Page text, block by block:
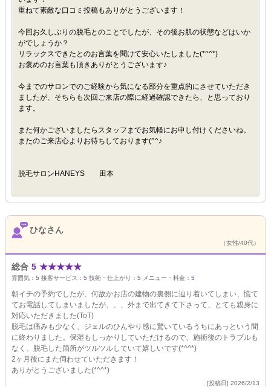
重ねて素敵な口コミ投稿もありがとうございます！
今回お久しぶりの脱毛とのことでしたが、その後お肌の状態などはいか
がでしょうか？
リラックスできたとのお言葉を聞けて安心いたしました(*^^*)
お褒めのお言葉も頂きありがとうございます♪
今までのサロンでのご経験から気になる部分を重点的にさせていただき
ましたが、そちらも次回ご来店の際に経過確認できたら、と思っており
ます。
また何かございましたらスタッフまでお気軽にお申し付けくださいね。
またのご来店心よりお待ちしております(^^♪
脱毛サロンHANEYS 田本
ひなさん
（女性/40代）
総合 5 ★★★★★
雰囲気： 5 接客サービス： 5 技術・仕上がり： 5 メニュー・料金： 5
朝イチの予約でしたが、何故かお店の建物の裏側に辿り着いてしまい、慌て
てお電話してしまいましたが、、、外まで出てきて下さって、とても親身に
対応いただきました(ToT)
脱毛は痛みも少なく、ジェルのひんやり感に驚いているうちにあっという間
に終わりました。保湿もしっかりしていただけるので、施術後のトラブルも
なく、脱毛した箇所がツルツルしていて嬉しいです(*^^*)
2ヶ月後にまた伺わせていただきます！
ありがとうございました(*^^*)
[投稿日] 2026/2/13